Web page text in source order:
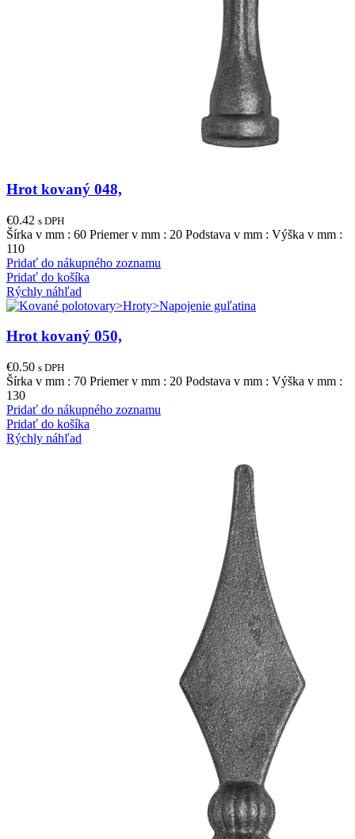
Hrot kovaný 048,
€0.42 s DPH
Šírka v mm : 60 Priemer v mm : 20 Podstava v mm : Výška v mm :
110
Pridať do nákupného zoznamu
Pridať do košíka
Rýchly náhľad
Hrot kovaný 050,
€0.50 s DPH
Šírka v mm : 70 Priemer v mm : 20 Podstava v mm : Výška v mm :
130
Pridať do nákupného zoznamu
Pridať do košíka
Rýchly náhľad